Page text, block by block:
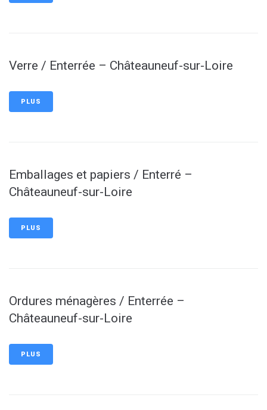
Verre / Enterrée – Châteauneuf-sur-Loire
PLUS
Emballages et papiers / Enterré –
Châteauneuf-sur-Loire
PLUS
Ordures ménagères / Enterrée –
Châteauneuf-sur-Loire
PLUS